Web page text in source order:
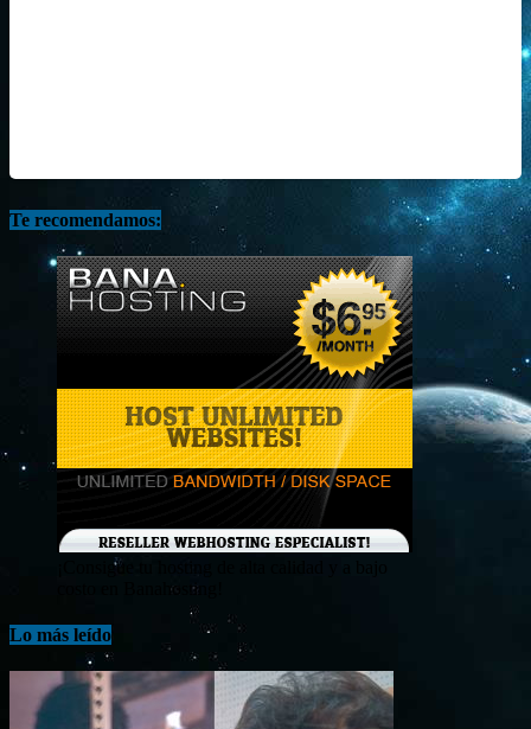
Te recomendamos:
¡Consigue tu hosting de alta calidad y a bajo
costo en Banahosting!
Lo más leído